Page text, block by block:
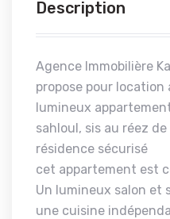
Description
Agence Immobilière
propose pour
lumineux
sahloul, sis au réez
résidence sécurisé
cet appartement est
Un lumineux salon et
une cuisine